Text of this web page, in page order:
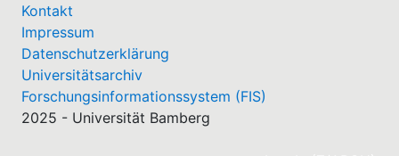
Kontakt
Impressum
Datenschutzerklärung
Universitätsarchiv
Forschungsinformationssystem (FIS)
2025 - Universität Bamberg